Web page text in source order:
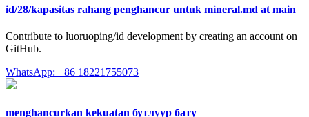
id/28/kapasitas rahang penghancur untuk mineral.md at main
Contribute to luoruoping/id development by creating an account on
GitHub.
WhatsApp: +86 18221755073
menghancurkan kekuatan бутлуур бату